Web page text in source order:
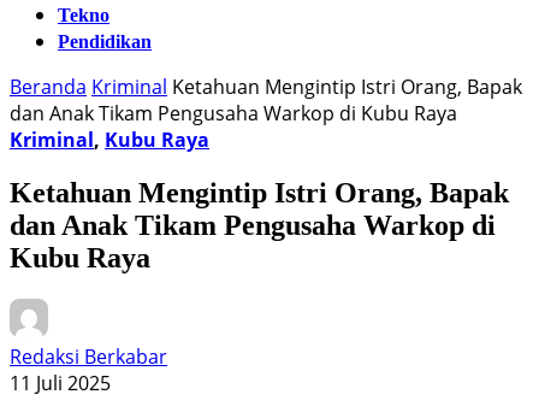
Tekno
Pendidikan
Beranda Kriminal Ketahuan Mengintip Istri Orang, Bapak
dan Anak Tikam Pengusaha Warkop di Kubu Raya
Kriminal, Kubu Raya
Ketahuan Mengintip Istri Orang, Bapak
dan Anak Tikam Pengusaha Warkop di
Kubu Raya
Redaksi Berkabar
11 Juli 2025